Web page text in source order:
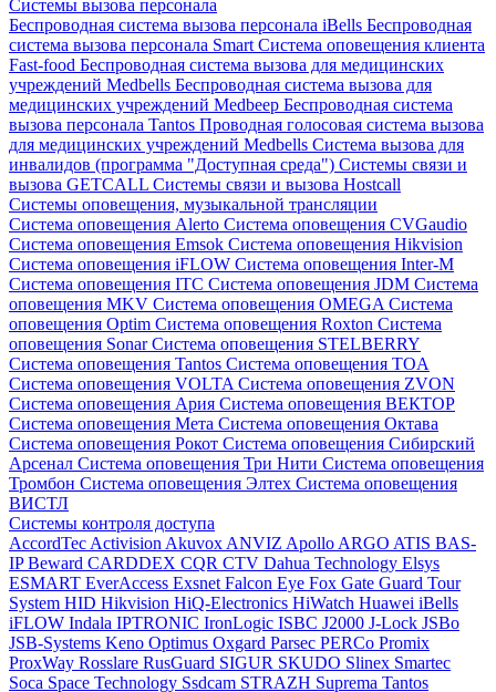
Системы вызова персонала
Беспроводная система вызова персонала iBells Беспроводная
система вызова персонала Smart Система оповещения клиента
Fast-food Беспроводная система вызова для медицинских
учреждений Medbells Беспроводная система вызова для
медицинских учреждений Medbeep Беспроводная система
вызова персонала Tantos Проводная голосовая система вызова
для медицинских учреждений Medbells Система вызова для
инвалидов (программа "Доступная среда") Системы связи и
вызова GETCALL Системы связи и вызова Hostcall
Системы оповещения, музыкальной трансляции
Система оповещения Alerto Система оповещения CVGaudio
Система оповещения Emsok Система оповещения Hikvision
Система оповещения iFLOW Система оповещения Inter-M
Система оповещения ITC Система оповещения JDM Система
оповещения MKV Система оповещения OMEGA Система
оповещения Optim Система оповещения Roxton Система
оповещения SonarСистема оповещения STELBERRY
Система оповещения Tantos Система оповещения TOA
Система оповещения VOLTA Система оповещения ZVON
Система оповещения Ария Система оповещения ВЕКТОР
Система оповещения Мета Система оповещения Октава
Система оповещения Рокот Система оповещения Сибирский
Арсенал Система оповещения Три Нити Система оповещения
Тромбон Система оповещения Элтех Система оповещения
ВИСТЛ
Системы контроля доступа
AccordTec Activision Akuvox ANVIZ Apollo ARGO ATIS BAS-
IPBeward CARDDEX CQR CTV Dahua Technology Elsys
ESMART EverAccess Exsnet Falcon Eye Fox Gate Guard Tour
System HID Hikvision HiQ-Electronics HiWatch Huawei iBells
iFLOW Indala IPTRONIC IronLogic ISBC J2000 J-Lock JSBo
JSB-Systems Keno Optimus Oxgard Parsec PERCo Promix
ProxWay Rosslare RusGuard SIGUR SKUDO Slinex Smartec
Soca Space Technology Ssdcam STRAZH Suprema Tantos